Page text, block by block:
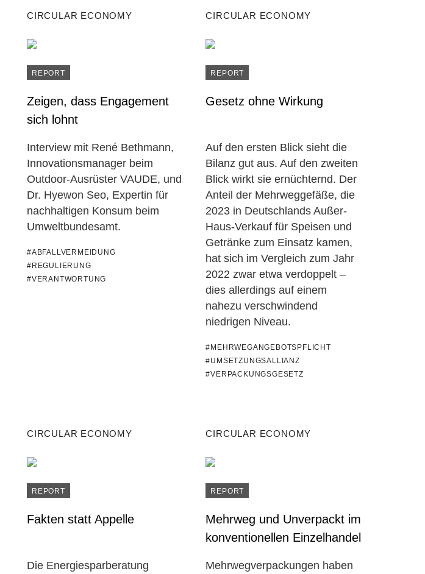
CIRCULAR ECONOMY
REPORT
Zeigen, dass Engagement
sich lohnt
Interview mit René Bethmann,
Innovationsmanager beim
Outdoor-Ausrüster VAUDE, und
Dr. Hyewon Seo, Expertin für
nachhaltigen Konsum beim
Umweltbundesamt.
#ABFALLVERMEIDUNG
#REGULIERUNG
#VERANTWORTUNG
CIRCULAR ECONOMY
REPORT
Gesetz ohne Wirkung
Auf den ersten Blick sieht die
Bilanz gut aus. Auf den zweiten
Blick wirkt sie ernüchternd. Der
Anteil der Mehrweggefäße, die
2023 in Deutschlands Außer-
Haus-Verkauf für Speisen und
Getränke zum Einsatz kamen,
hat sich im Vergleich zum Jahr
2022 zwar etwa verdoppelt –
dies allerdings auf einem
nahezu verschwindend
niedrigen Niveau.
#MEHRWEGANGEBOTSPFLICHT
#UMSETZUNGSALLIANZ
#VERPACKUNGSGESETZ
CIRCULAR ECONOMY
REPORT
Fakten statt Appelle
Die Energiesparberatung
CIRCULAR ECONOMY
REPORT
Mehrweg und Unverpackt im
konventionellen Einzelhandel
Mehrwegverpackungen haben